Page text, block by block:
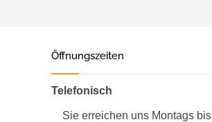
Öffnungszeiten
Telefonisch
Sie erreichen uns Montags bis